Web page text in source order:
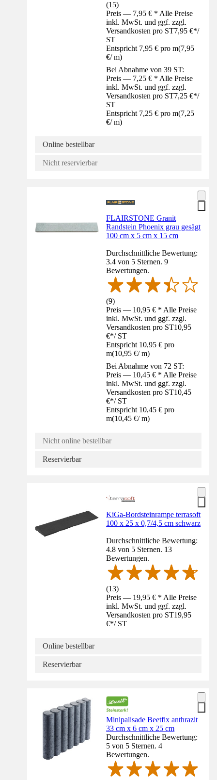
(15)
Preis — 7,95 € * Alle Preise
inkl. MwSt. und ggf. zzgl.
Versandkosten pro ST7,95 €*/
ST
Entspricht 7,95 € pro m(7,95
€/ m)
Bei Abnahme von 39 ST:
Preis — 7,25 € * Alle Preise
inkl. MwSt. und ggf. zzgl.
Versandkosten pro ST7,25 €*/
ST
Entspricht 7,25 € pro m(7,25
€/ m)
Online bestellbar
Nicht reservierbar
FLAIRSTONE Granit
Randstein Phoenix grau gesägt
100 cm x 5 cm x 15 cm
Durchschnittliche Bewertung:
3.4 von 5 Sternen. 9
Bewertungen.
(9)
Preis — 10,95 € * Alle Preise
inkl. MwSt. und ggf. zzgl.
Versandkosten pro ST10,95
€*/ ST
Entspricht 10,95 € pro
m(10,95 €/ m)
Bei Abnahme von 72 ST:
Preis — 10,45 € * Alle Preise
inkl. MwSt. und ggf. zzgl.
Versandkosten pro ST10,45
€*/ ST
Entspricht 10,45 € pro
m(10,45 €/ m)
Nicht online bestellbar
Reservierbar
KiGa-Bordsteinrampe terrasoft
100 x 25 x 0,7/4,5 cm schwarz
Durchschnittliche Bewertung:
4.8 von 5 Sternen. 13
Bewertungen.
(13)
Preis — 19,95 € * Alle Preise
inkl. MwSt. und ggf. zzgl.
Versandkosten pro ST19,95
€*/ ST
Online bestellbar
Reservierbar
Minipalisade Beetfix anthrazit
33 cm x 6 cm x 25 cm
Durchschnittliche Bewertung:
5 von 5 Sternen. 4
Bewertungen.